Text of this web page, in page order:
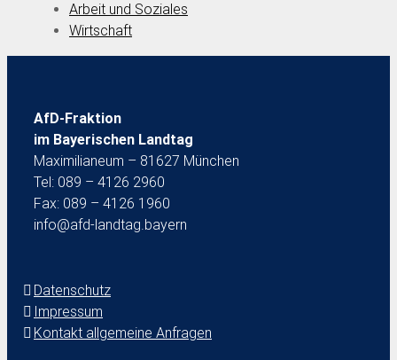
Arbeit und Soziales
Wirtschaft
AfD-Fraktion
im Bayerischen Landtag
Maximilianeum – 81627 München
Tel: 089 – 4126 2960
Fax: 089 – 4126 1960
info@afd-landtag.bayern
Datenschutz
Impressum
Kontakt allgemeine Anfragen